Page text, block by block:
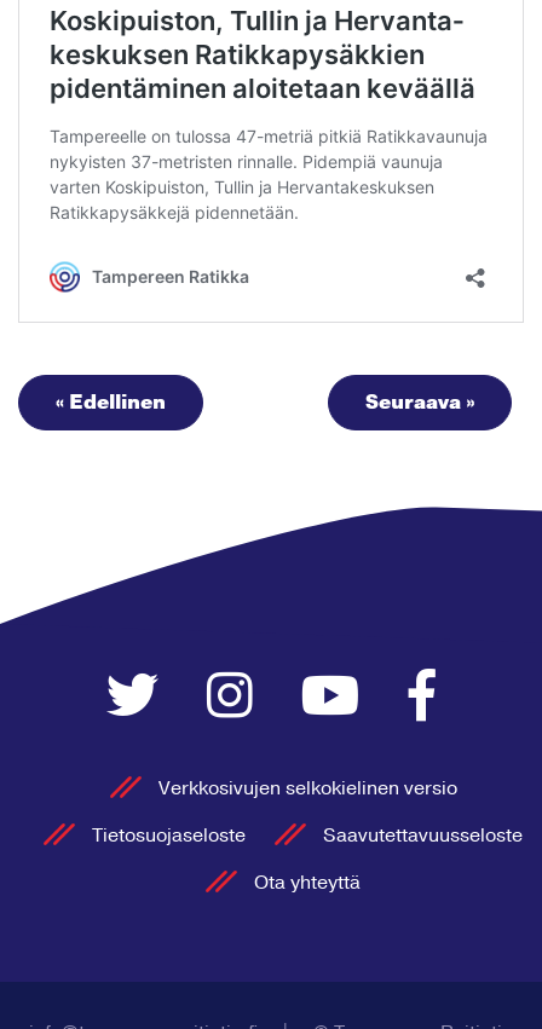
Seuraava »
« Edellinen
Verkkosivujen selkokielinen versio
Tietosuojaseloste
Saavutettavuusseloste
Ota yhteyttä